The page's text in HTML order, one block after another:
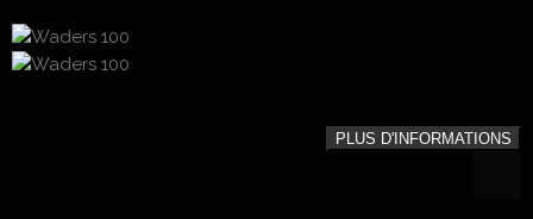
PLUS D'INFORMATIONS